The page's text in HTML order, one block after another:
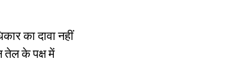
का दावा नहीं
तेल के पक्ष में